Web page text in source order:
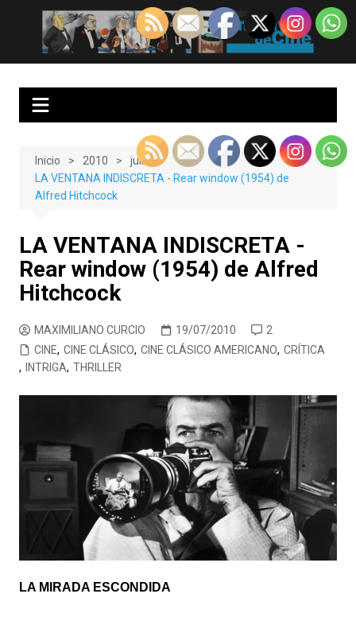
contenido
EnClave de Cine
Crítica cinematográfica y audiovisual. Punto de encuentro para los
Inicio 2010
julio
LA VENTANA INDISCRETA - Rear window (1954) de
Alfred Hitchcock
LA VENTANA INDISCRETA -
Rear window (1954) de Alfred
Hitchcock
MAXIMILIANO CURCIO 19/07/2010
2
CINE, CINE CLÁSICO, CINE CLÁSICO AMERICANO, CRÍTICA
,
INTRIGA, THRILLER
LA MIRADA ESCONDIDA